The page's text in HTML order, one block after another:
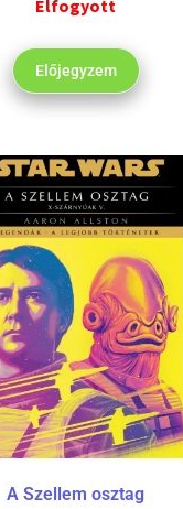
Elfogyott
Előjegyzem
A Szellem osztag